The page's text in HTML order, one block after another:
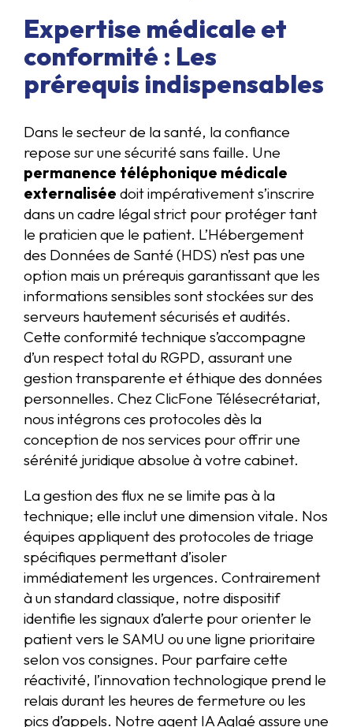
Expertise médicale et
conformité : Les
prérequis indispensables
Dans le secteur de la santé, la confiance
repose sur une sécurité sans faille. Une
permanence téléphonique médicale
externalisée doit impérativement s’inscrire
dans un cadre légal strict pour protéger tant
le praticien que le patient. L’Hébergement
des Données de Santé (HDS) n’est pas une
option mais un prérequis garantissant que les
informations sensibles sont stockées sur des
serveurs hautement sécurisés et audités.
Cette conformité technique s’accompagne
d’un respect total du RGPD, assurant une
gestion transparente et éthique des données
personnelles. Chez ClicFone Télésecrétariat,
nous intégrons ces protocoles dès la
conception de nos services pour offrir une
sérénité juridique absolue à votre cabinet.
La gestion des flux ne se limite pas à la
technique; elle inclut une dimension vitale. Nos
équipes appliquent des protocoles de triage
spécifiques permettant d’isoler
immédiatement les urgences. Contrairement
à un standard classique, notre dispositif
identifie les signaux d’alerte pour orienter le
patient vers le SAMU ou une ligne prioritaire
selon vos consignes. Pour parfaire cette
réactivité, l’innovation technologique prend le
relais durant les heures de fermeture ou les
pics d’appels. Notre agent IA Aglaé assure une